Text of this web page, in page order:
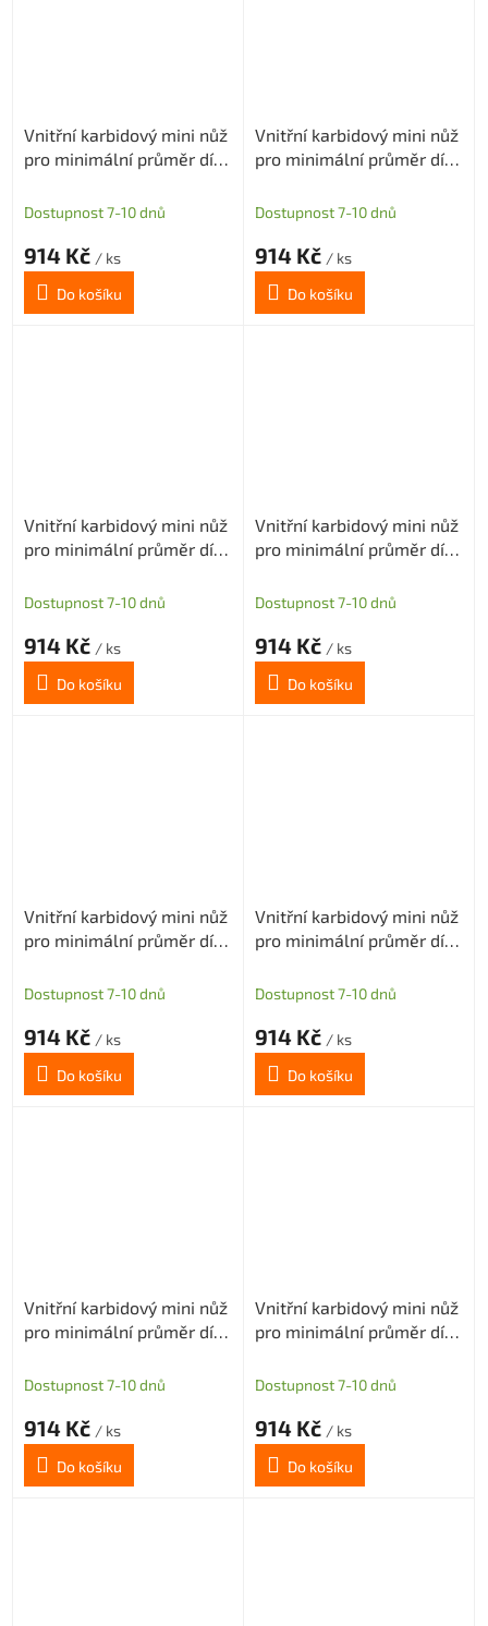
Vnitřní karbidový mini nůž
pro minimální průměr díry
Dostupnost 7-10 dnů
914 Kč / ks
Do košíku
Vnitřní karbidový mini nůž
pro minimální průměr díry
Dostupnost 7-10 dnů
914 Kč / ks
Do košíku
Vnitřní karbidový mini nůž
pro minimální průměr díry
Dostupnost 7-10 dnů
914 Kč / ks
Do košíku
Vnitřní karbidový mini nůž
pro minimální průměr díry
Dostupnost 7-10 dnů
914 Kč / ks
Do košíku
Vnitřní karbidový mini nůž
pro minimální průměr díry
Dostupnost 7-10 dnů
914 Kč / ks
Do košíku
Vnitřní karbidový mini nůž
pro minimální průměr díry
Dostupnost 7-10 dnů
914 Kč / ks
Do košíku
Vnitřní karbidový mini nůž
pro minimální průměr díry
Dostupnost 7-10 dnů
914 Kč / ks
Do košíku
Vnitřní karbidový mini nůž
pro minimální průměr díry
Dostupnost 7-10 dnů
914 Kč / ks
Do košíku